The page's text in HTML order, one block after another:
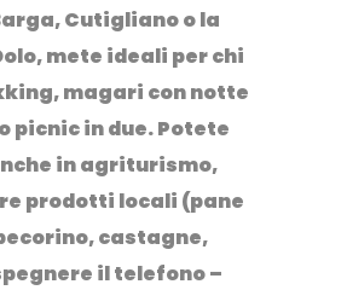
,Cutiglianoo la
, mete ideali per chi
magari con notte
picnic in due. Potete
in agriturismo,
prodotti locali (pane
castagne,
il telefono –